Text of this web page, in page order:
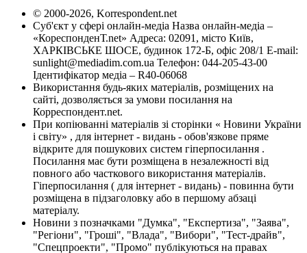
© 2000-2026, Korrespondent.net
Суб'єкт у сфері онлайн-медіа Назва онлайн-медіа –
«КореспонденТ.net» Адреса: 02091, місто Київ,
ХАРКІВСЬКЕ ШОСЕ, будинок 172-Б, офіс 208/1 E-mail:
sunlight@mediadim.com.ua Телефон: 044-205-43-00
Ідентифікатор медіа – R40-06068
Використання будь-яких матеріалів, розміщених на
сайті, дозволяється за умови посилання на
Корреспондент.net.
При копіюванні матеріалів зі сторінки « Новини України
і світу» , для інтернет - видань - обов'язкове пряме
відкрите для пошукових систем гіперпосилання .
Посилання має бути розміщена в незалежності від
повного або часткового використання матеріалів.
Гіперпосилання ( для інтернет - видань) - повинна бути
розміщена в підзаголовку або в першому абзаці
матеріалу.
Новини з позначками "Думка", "Експертиза", "Заява",
"Регіони", "Гроші", "Влада", "Вибори", "Тест-драйв",
"Спецпроекти", "Промо" публікуються на правах